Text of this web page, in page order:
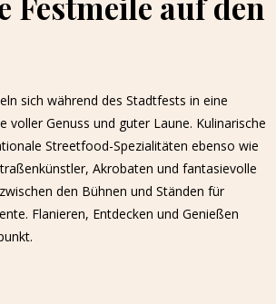
sich während des Stadtfests in eine
voller Genuss und guter Laune. Kulinarische
Streetfood-Spezialitäten ebenso wie
Akrobaten und fantasievolle
den Bühnen und Ständen für
Flanieren, Entdecken und Genießen